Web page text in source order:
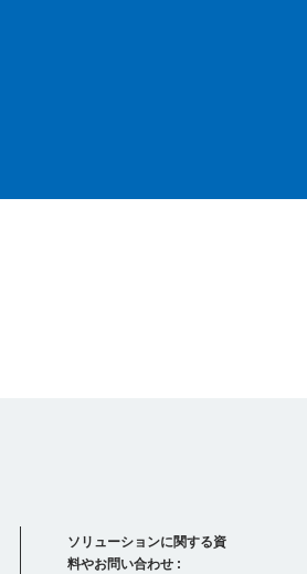
ソリューションに関する資
料やお問い合わせ :